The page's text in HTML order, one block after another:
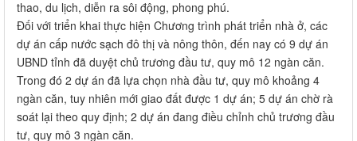
thao, du lịch, diễn ra sôi động, phong phú.
Đối với triển khai thực hiện Chương trình phát triển nhà ở, các
dự án cấp nước sạch đô thị và nông thôn, đến nay có 9 dự án
UBND tỉnh đã duyệt chủ trương đầu tư, quy mô 12 ngàn căn.
Trong đó 2 dự án đã lựa chọn nhà đầu tư, quy mô khoảng 4
ngàn căn, tuy nhiên mới giao đất được 1 dự án; 5 dự án chờ rà
soát lại theo quy định; 2 dự án đang điều chỉnh chủ trương đầu
tư, quy mô 3 ngàn căn.